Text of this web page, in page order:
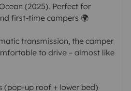
(2025). Perfect for
first-time campers 🌍
transmission, the camper
to drive – almost like
(pop-up roof + lower bed)